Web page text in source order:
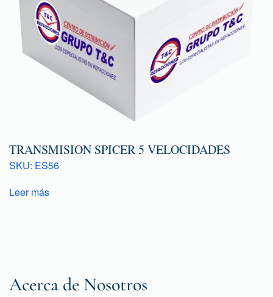
TRANSMISION SPICER 5 VELOCIDADES
SKU: ES56
Leer más
Acerca de Nosotros